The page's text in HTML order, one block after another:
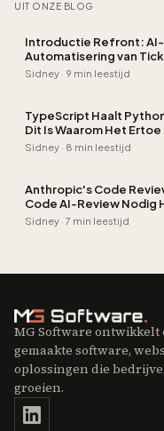
UIT ONZE BLOG
Introductie Refront:
Automatisering van
Sidney · 9 min leestijd
TypeScript Haalt Python In
Dit Is Waarom Het
Sidney · 8 min leestijd
Anthropic's Code
Code AI-Review Nodig
Sidney · 7 min leestijd
MG Software ontwikkelt
gemaakte software,
oplossingen die
groeien.